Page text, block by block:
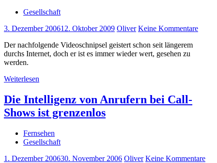
Gesellschaft
3. Dezember 200612. Oktober 2009 Oliver Keine Kommentare
Der nachfolgende Videoschnipsel geistert schon seit längerem
durchs Internet, doch er ist es immer wieder wert, gesehen zu
werden.
Weiterlesen
Die Intelligenz von Anrufern bei Call-
Shows ist grenzenlos
Fernsehen
Gesellschaft
1. Dezember 200630. November 2006 Oliver Keine Kommentare